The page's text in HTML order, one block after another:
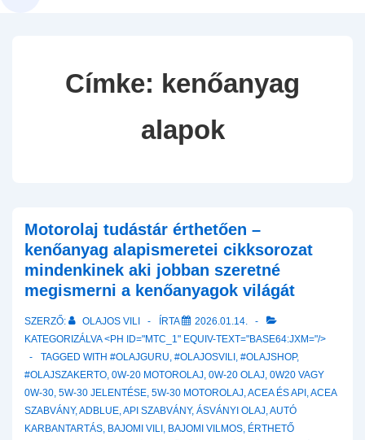
Címke: kenőanyag
alapok
Motorolaj tudástár érthetően –
kenőanyag alapismeretei cikksorozat
mindenkinek aki jobban szeretné
megismerni a kenőanyagok világát
SZERZŐ: OLAJOS VILI ÍRTA
2026.01.14.
KATEGORIZÁLVA <PH ID="MTC_1" EQUIV-TEXT="BASE64:JXM="/>
TAGGED WITH #OLAJGURU, #OLAJOSVILI , #OLAJSHOP,
#OLAJSZAKERTO, 0W-20 MOTOROLAJ, 0W-20 OLAJ, 0W20 VAGY
0W-30, 5W-30 JELENTÉSE, 5W-30 MOTOROLAJ,ACEA ÉS API ,ACEA
SZABVÁNY,ADBLUE,API SZABVÁNY, ÁSVÁNYI OLAJ,AUTÓ
KARBANTARTÁS, BAJOMI VILI , BAJOMI VILMOS, ÉRTHETŐ